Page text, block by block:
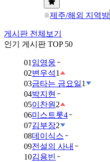
제주/해외 지역방
게시판 전체보기
인기 게시판 TOP 50
01 임영웅
02변우석1
03금타는 금요일1
04박지현
05이찬원 2
06미스트롯4
07김부장2
08데이식스
09전설의 사내
10김용빈